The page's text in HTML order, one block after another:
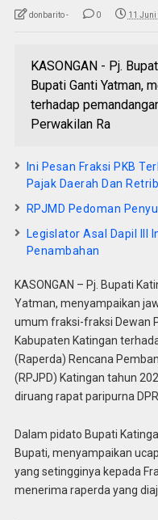
donbarito - 0 11 Juni
KASONGAN - Pj.
Bupati Ganti Yatman,
terhadap
Perwakilan Ra
Ini Pesan Fraksi PKB
Pajak Daerah Dan
RPJMD Pedoman
Legislator Asal Dapil III
Penambahan
KASONGAN – Pj. Bupati
Yatman, menyampaikan
umum fraksi-fraksi Dewan
Kabupaten Katingan
(Raperda) Rencana
(RPJPD) Katingan tahun
diruang rapat paripurna
Dalam pidato Bupati
Bupati, menyampaikan
yang setingginya kepada
menerima raperda yang